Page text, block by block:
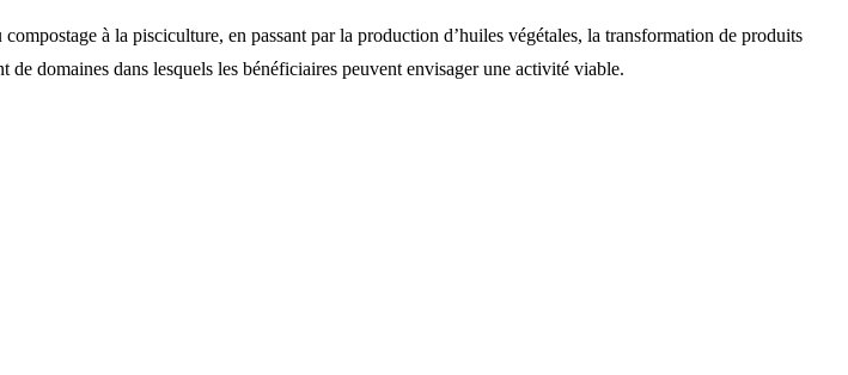
à la pisciculture, en passant par la production d’huiles végétales, la transformation de produits
domaines dans lesquels les bénéficiaires peuvent envisager une activité viable.